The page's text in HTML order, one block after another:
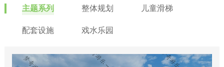
主题系列 整体规划 儿童滑梯
配套设施 戏水乐园